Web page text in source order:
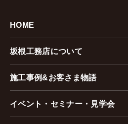
HOME
坂根工務店について
施工事例&お客さま物語
イベント・セミナー・見学会